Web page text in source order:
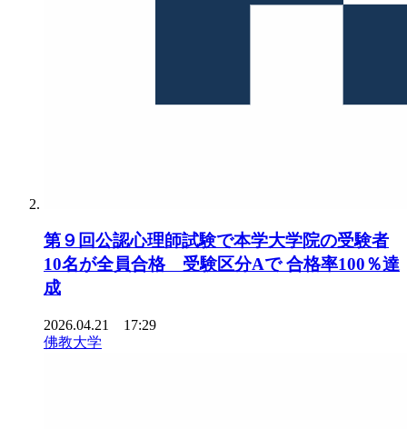
第９回公認心理師試験で本学大学院の受験者
10名が全員合格 受験区分Aで 合格率100％達
成
2026.04.21 17:29
佛教大学